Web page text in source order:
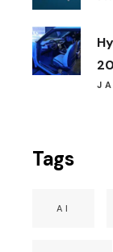
Tags
AI